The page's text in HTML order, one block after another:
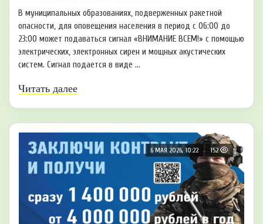
В муниципальных образованиях, подверженных ракетной
опасности, для оповещения населения в период с 06:00 до
23:00 может подаваться сигнал «ВНИМАНИЕ ВСЕМ!» с помощью
электрических, электронных сирен и мощных акустических
систем. Сигнал подается в виде ...
Читать далее
6 МАЯ 2026, 10:22 152